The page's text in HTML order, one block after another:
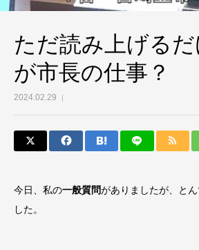
ただ読み上げる
が市長の仕事？
2024.02.29
今日、私の一般質問がありましたが、と
した。